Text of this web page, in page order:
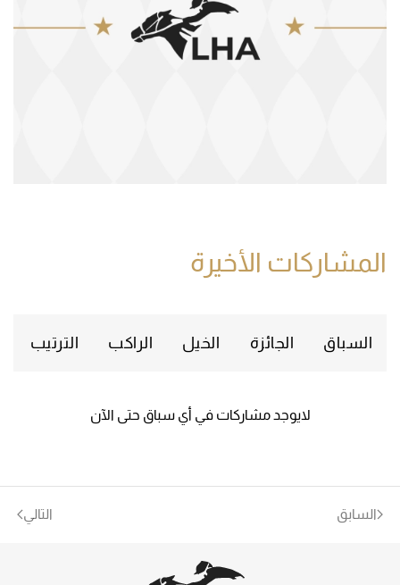
المشاركات الأخيرة
السباق الجائزة الخيل الراكب الترتيب
لايوجد مشاركات في أي سباق حتى الآن
السابق التالي